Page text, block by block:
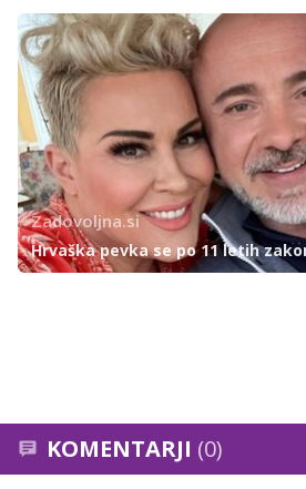
Zadovoljna.si
Hrvaška pevka se po 11 letih
KOMENTARJI (0)